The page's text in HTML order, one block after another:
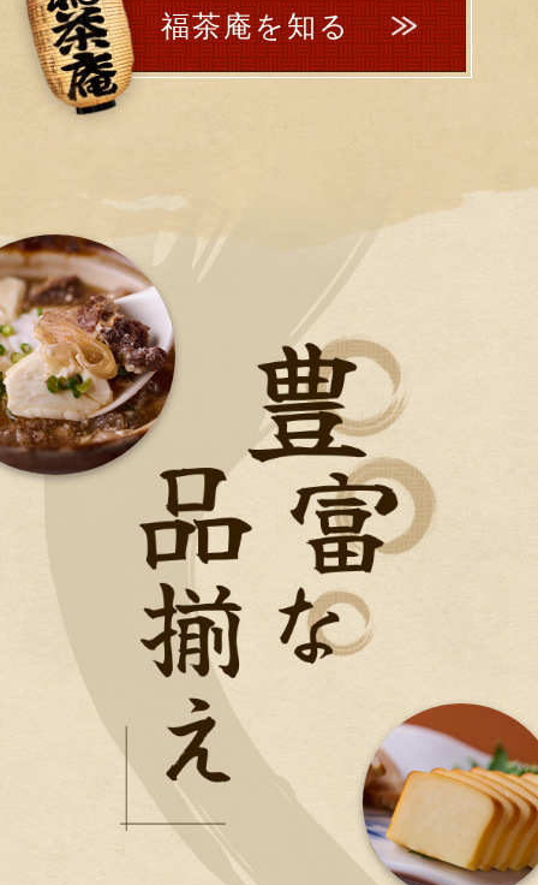
福茶庵を知る